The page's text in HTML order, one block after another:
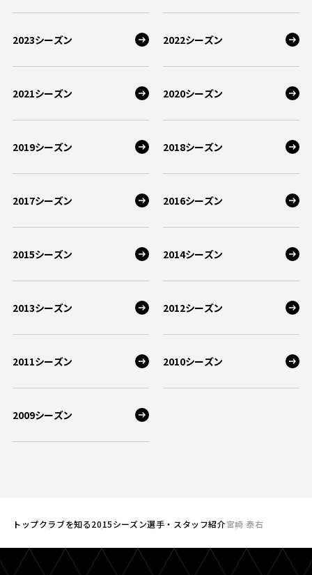
2023シーズン 2022シーズン
2021シーズン 2020シーズン
2019シーズン 2018シーズン
2017シーズン 2016シーズン
2015シーズン 2014シーズン
2013シーズン 2012シーズン
2011シーズン 2010シーズン
2009シーズン
トップクラブを知る2015シーズン選手・スタッフ紹介宮崎 泰右